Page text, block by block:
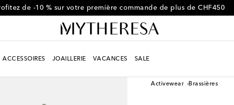
de -10 % sur votre première commande de plus de CHF450
ACCESSOIRES JOAILLERIE VACANCES SALE
Activewear
Brassières